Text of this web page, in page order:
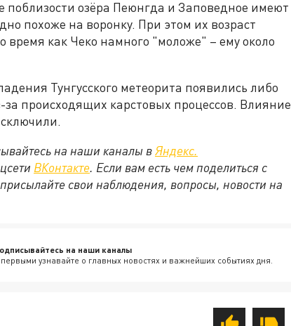
поблизости озёра Пеюнгда и Заповедное имеют
похоже на воронку. При этом их возраст
время как Чеко намного "моложе" – ему около
Тунгусского метеорита появились либо
происходящих карстовых процессов. Влияние
на наши каналы вЯндекс.
ВКонтакте. Если вам есть чем поделиться с
свои наблюдения, вопросы, новости на
на наши каналы
узнавайте о главных новостях и важнейших событиях дня.